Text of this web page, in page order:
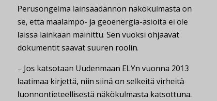
Perusongelma lainsäädännön näkökulmasta on
se, että maalämpö- ja geoenergia-asioita ei ole
laissa lainkaan mainittu. Sen vuoksi ohjaavat
dokumentit saavat suuren roolin.
– Jos katsotaan Uudenmaan ELYn vuonna 2013
laatimaa kirjettä, niin siinä on selkeitä virheitä
luonnontieteellisestä näkökulmasta katsottuna.